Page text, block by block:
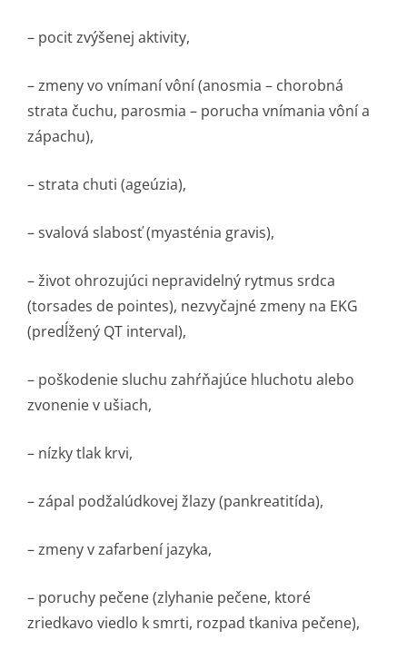
– pocit zvýšenej aktivity,
– zmeny vo vnímaní vôní (anosmia – chorobná
strata čuchu, parosmia – porucha vnímania vôní a
zápachu),
– strata chuti (ageúzia),
– svalová slabosť (myasténia gravis),
– život ohrozujúci nepravidelný rytmus srdca
(torsades de pointes), nezvyčajné zmeny na EKG
(predĺžený QT interval),
– poškodenie sluchu zahŕňajúce hluchotu alebo
zvonenie v ušiach,
– nízky tlak krvi,
– zápal podžalúdkovej žlazy (pankreatitída),
– zmeny v zafarbení jazyka,
– poruchy pečene (zlyhanie pečene, ktoré
zriedkavo viedlo k smrti, rozpad tkaniva pečene),